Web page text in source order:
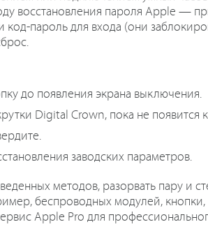
восстановления пароля Apple —
пароль для входа (они
до появления экрана выключения.
Digital Crown, пока не появится
заводских параметров.
методов, разорвать пару и
беспроводных модулей,
Apple Pro для